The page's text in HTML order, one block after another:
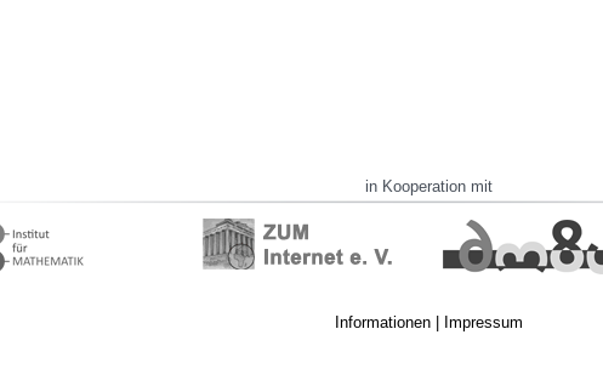
in Kooperation mit
Informationen| Impressum